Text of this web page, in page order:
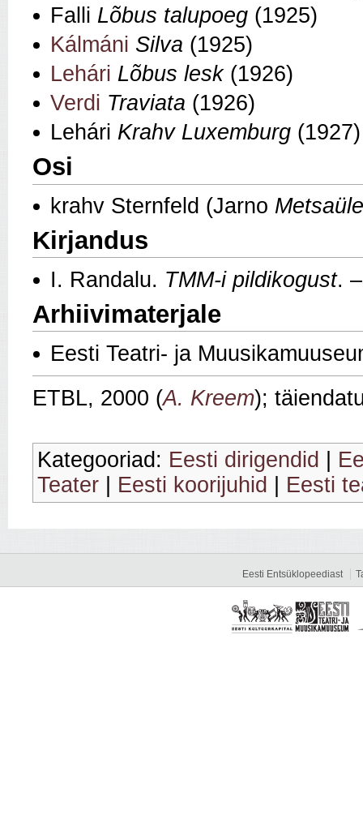
Falli Lõbus talupoeg (1925)
Kálmáni Silva (1925)
Lehári Lõbus lesk(1926)
Verdi Traviata (1926)
Lehári Krahv Luxemburg (1927)
Osi
krahv Sternfeld (Jarno
Kirjandus
I. Randalu. TMM-i pildikogust.
Arhiivimaterjale
Eesti Teatri- ja
ETBL, 2000 (A. Kreem);
Kategooriad: Eesti dirigendid
Teater
Eesti koorijuhid Eesti
Eesti Entsüklopeediast